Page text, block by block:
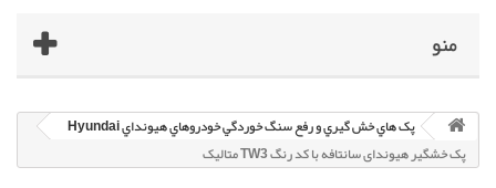
منو
پک هاي خش گيري و رفع سنگ خوردگي خودروهاي هيونداي Hyundai
پک خشگير هیوندای سانتافه با کد رنگ TW3 متاليک